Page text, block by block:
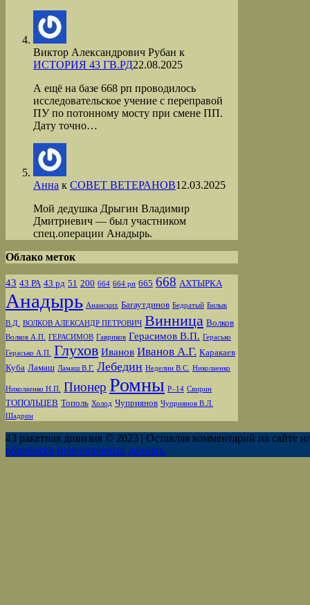
Виктор Александрович Рубан к
ИСТОРИЯ 43 ГВ.РД22.08.2025
А ещё на базе 668 рп проводилось
исследовательское учение с переправой
ПУ по потонному мосту при смене ПП.
Дату точно…
Анна к СОВЕТ ВЕТЕРАНОВ12.03.2025
Мой дедушка Дрыгин Владимир
Дмитриевич — был участником
спец.операции Анадырь.
Облако меток
43 43 РА 43 рд 51 200 664 664 рп 665 668 АХТЫРКА
Анадырь Ананских Багаутдинов Бедратый Билык
В.Д. ВОЛКОВ АЛЕКСАНДР ПЕТРОВИЧ Винница Волков
Волков А.П. ГЕРАСИМОВ Гавриков Герасимов В.П. Герасько
Герасько А.П. Глухов Иванов Иванов А.Г. Каракаев
Куба Ламаш Ламаш В.Г. Лебедин Неделин В.С. Николаенко
Николаенко Н.П. Пионер Ромны Р–14 Свирин
ТОПОЛЬЦЕВ Тополь Холод Чуприянов Чуприянов В.Л.
Шадрин
43 ракетная дивизия © 2023 | Оставляя комментарий на сайте
обработки персональных данных.